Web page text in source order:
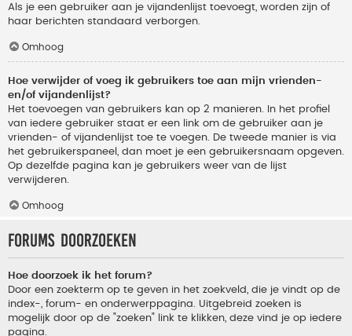
Als je een gebruiker aan je vijandenlijst toevoegt, worden zijn of
haar berichten standaard verborgen.
Omhoog
Hoe verwijder of voeg ik gebruikers toe aan mijn vrienden-
en/of vijandenlijst?
Het toevoegen van gebruikers kan op 2 manieren. In het profiel
van iedere gebruiker staat er een link om de gebruiker aan je
vrienden- of vijandenlijst toe te voegen. De tweede manier is via
het gebruikerspaneel, dan moet je een gebruikersnaam opgeven.
Op dezelfde pagina kan je gebruikers weer van de lijst
verwijderen.
Omhoog
Forums doorzoeken
Hoe doorzoek ik het forum?
Door een zoekterm op te geven in het zoekveld, die je vindt op de
index-, forum- en onderwerppagina. Uitgebreid zoeken is
mogelijk door op de "zoeken" link te klikken, deze vind je op iedere
pagina.